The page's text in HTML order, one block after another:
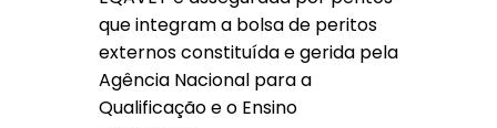
que integram a bolsa de peritos
externos constituída e gerida pela
Agência Nacional para a
Qualificação e o Ensino